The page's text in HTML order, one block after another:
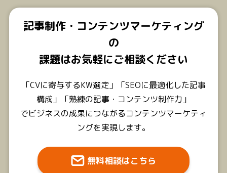
記事制作・コンテンツマーケティング
の
課題はお気軽にご相談ください
「CVに寄与するKW選定」「SEOに最適化した記事
構成」「熟練の記事・コンテンツ制作力」
でビジネスの成果につながるコンテンツマーケティ
ングを実現します。
無料相談はこちら